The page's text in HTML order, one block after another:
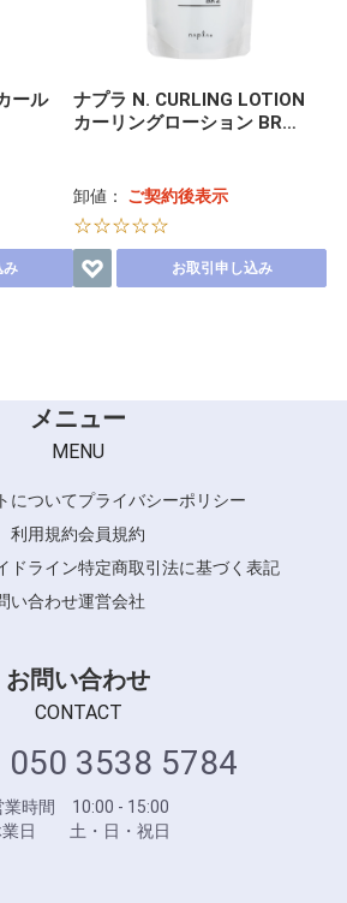
ール
み
ナプラ N. CURLING LOTION
カーリングローション BR…
卸値： ご契約後表示
☆☆☆☆☆
お取引申し込み
メニュー
MENU
についてプライバシーポリシー
利用規約会員規約
ドライン特定商取引法に基づく表記
い合わせ運営会社
お問い合わせ
CONTACT
050 3538 5784
業時間 10:00 - 15:00
業日 土・日・祝日